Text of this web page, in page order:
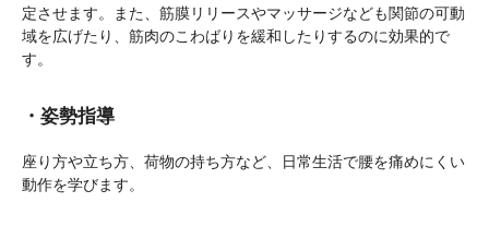
定させます。また、筋膜リリースやマッサージなども関節の可動
域を広げたり、筋肉のこわばりを緩和したりするのに効果的で
す。
・姿勢指導
座り方や立ち方、荷物の持ち方など、日常生活で腰を痛めにくい
動作を学びます。